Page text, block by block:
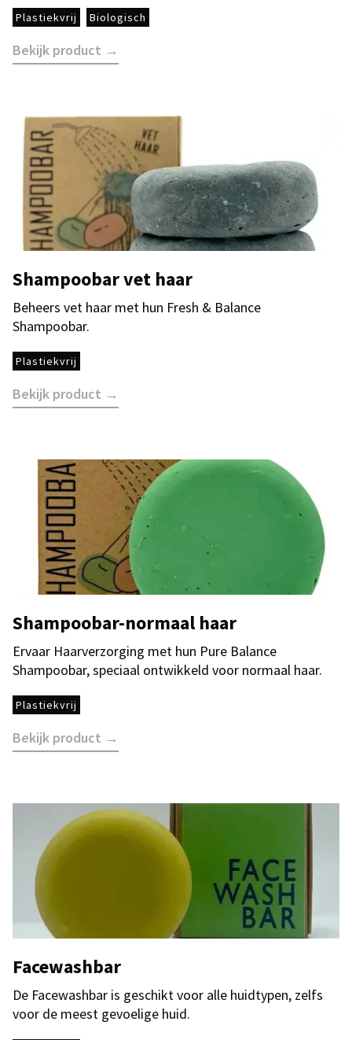
Plastiekvrij Biologisch
Bekijk product →
Shampoobar vet haar
Beheers vet haar met hun Fresh & Balance
Shampoobar.
Plastiekvrij
Bekijk product →
Shampoobar-normaal haar
Ervaar Haarverzorging met hun Pure Balance
Shampoobar, speciaal ontwikkeld voor normaal haar.
Plastiekvrij
Bekijk product →
Facewashbar
De Facewashbar is geschikt voor alle huidtypen, zelfs
voor de meest gevoelige huid.